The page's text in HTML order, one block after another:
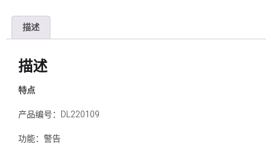
描述
描述
特点
产品编号：DL220109
功能：警告